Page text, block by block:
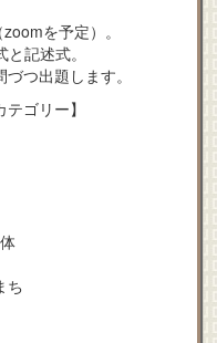
を予定）。
記述式。
つ出題します。
ゴリー】
ち